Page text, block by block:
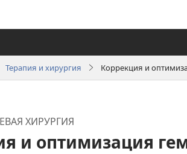
Терапия и хирургия Коррекция и
ХИРУРГИЯ
и оптимизация